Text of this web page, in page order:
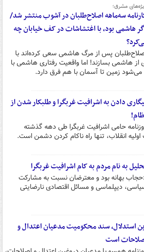
مشرق؛
سه‌ماهه اصلاح‌طلبان در آشوب منتشر شد/
هاشمی بود، با اغتشاشات در کف خیابان چه
پس از مرگ هاشمی سعی کرده‌اند با
هاشمی بسازند! اما واقعیت رفتاری هاشمی با
می‌شود زمین تا آسمان با هم فرق دارد.
دادن به اشرافیت غربگرا و طلبکار شدن از
حامی اشرافیت غربگرا طی دهه گذشته
انقلاب، تنها راه ناکام کردن دشمن است.
به نام مردم به کام اشرافیت غربگرا
بهانه بود و معترضان نسبت به مشارکت
دیپلماسی و مسائل اقتصادی نارضایتی
استدلال،‌ سند محکومیت مدعیان اعتدال و
است